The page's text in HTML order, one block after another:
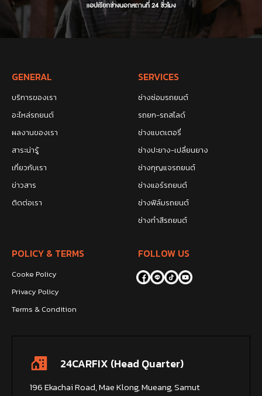
GENERAL
บริการของเรา
อะไหล่รถยนต์
ผลงานของเรา
สาระน่ารู้
เกี่ยวกับเรา
ข่าวสาร
ติดต่อเรา
SERVICES
ช่างซ่อมรถยนต์
รถยก-รถสไลด์
ช่างแบตเตอรี่
ช่างปะยาง-เปลี่ยนยาง
ช่างกุญแจรถยนต์
ช่างแอร์รถยนต์
ช่างฟิล์มรถยนต์
ช่างทำสีรถยนต์
POLICY & TERMS
Cooke Policy
Privacy Policy
Terms & Condition
FOLLOW US
24CARFIX (Head Quarter)
196 Ekachai Road, Mae Klong, Mueang, Samut